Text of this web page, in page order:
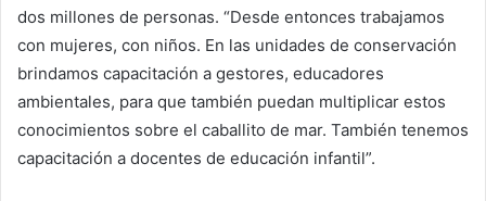
dos millones de personas. “Desde entonces trabajamos
con mujeres, con niños. En las unidades de conservación
brindamos capacitación a gestores, educadores
ambientales, para que también puedan multiplicar estos
conocimientos sobre el caballito de mar. También tenemos
capacitación a docentes de educación infantil”.